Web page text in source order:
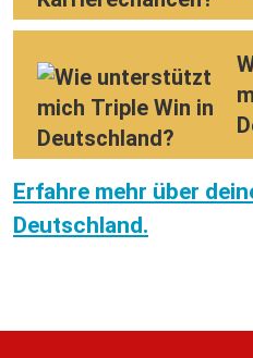
Erfahre mehr über
Deutschland.